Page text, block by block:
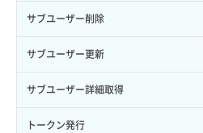
サブユーザー削除
サブユーザー更新
サブユーザー詳細取得
トークン発行